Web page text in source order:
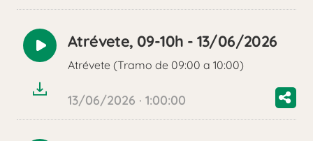
Reproducir
audio
Atrévete, 09-10h - 13/06/2026
Atrévete (Tramo de 09:00 a 10:00)
13/06/2026 · 1:00:00